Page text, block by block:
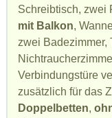
Schreibtisch, zwei
mit Balkon,
zwei Badezimmer,
Verbindungstüre
zusätzlich für das
Doppelbetten,